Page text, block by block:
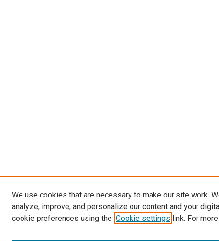
We use cookies that are necessary to make our site work.
analyze, improve, and personalize our content and your
cookie preferences using the Cookie settings link. For